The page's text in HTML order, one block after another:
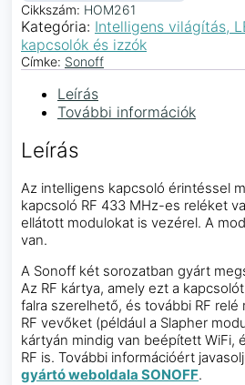
Cikkszám: HOM261
Kategória: Intelligens világítás,
kapcsolók és izzók
Címke: Sonoff
Leírás
További információk
Leírás
Az intelligens kapcsoló érintéssel
kapcsoló RF 433 MHz-es reléket
ellátott modulokat is vezérel. A
van.
A Sonoff két sorozatban gyárt
Az RF kártya, amely ezt a
falra szerelhető, és további RF relé
RF vevőket (például a Slapher
kártyán mindig van beépített WiFi,
RF is. További információért
gyártó weboldala SONOFF.